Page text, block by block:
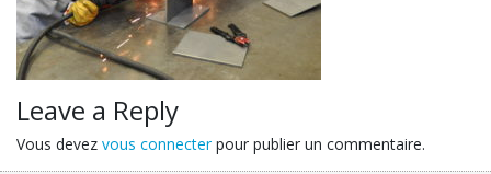
Leave a Reply
Vous devez vous connecter pour publier un commentaire.